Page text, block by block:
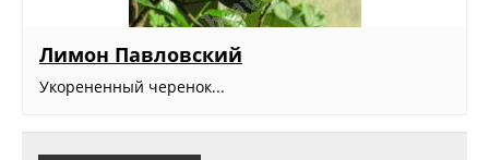
Лимон Павловский
Укорененный черенок...